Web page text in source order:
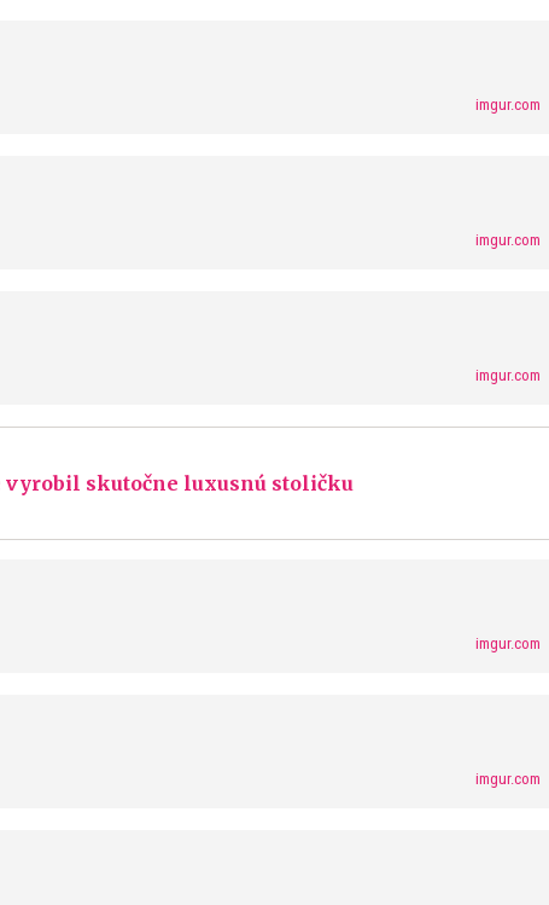
imgur.com
imgur.com
imgur.com
vyrobil skutočne luxusnú stoličku
imgur.com
imgur.com